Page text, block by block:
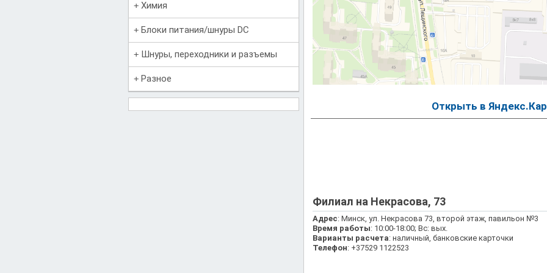
Химия
Блоки питания/шнуры DC
Шнуры, переходники и разъемы
Разное
Открыть в
Филиал на Некрасова, 73
Адрес: Минск, ул. Некрасова 73, второй этаж, павильон №3
Время работы: 10:00-18:00; Вс: вых.
Варианты расчета: наличный, банковские карточки
Телефон: +37529 1122523